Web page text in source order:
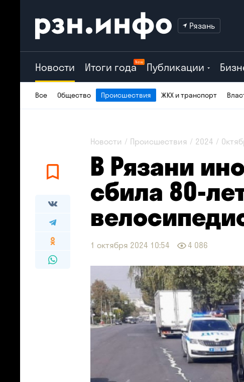
Рязань
Новости Итоги годаNew Публикации
Все Общество Происшествия ЖКХ и транспорт
Новости Происшествия 2024
В Рязани
сбила 80-
1 октября 2024 10:54 4 086